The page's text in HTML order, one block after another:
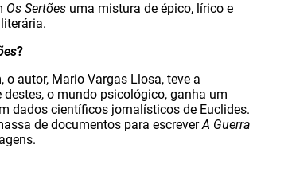
Os Sertões uma mistura de épico, lírico e
?
autor, Mario Vargas Llosa, teve a
o mundo psicológico, ganha um
dados científicos jornalísticos de Euclides.
de documentos para escreverA Guerra